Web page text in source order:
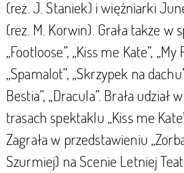
(reż. J. Staniek) i więźniarki
(reż. M. Korwin). Grała także w
„Footloose”, „Kiss me Kate”, „My
„Spamalot”, „Skrzypek na
Bestia”, „Dracula”. Brała udział
trasach spektaklu „Kiss me
Zagrała w przedstawieniu
Szurmiej) na Scenie Letniej